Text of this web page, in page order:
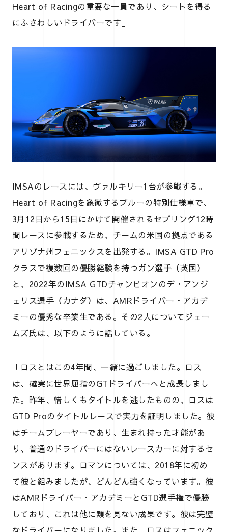
Heart of Racingの重要な一員であり、シートを得る
にふさわしいドライバーです」
IMSAのレースには、ヴァルキリー1台が参戦する。
Heart of Racingを象徴するブルーの特別仕様車で、
3月12日から15日にかけて開催されるセブリング12時
間レースに参戦するため、チームの米国の拠点である
アリゾナ州フェニックスを出発する。IMSA GTD Pro
クラスで複数回の優勝経験を持つガン選手（英国）
と、2022年のIMSA GTDチャンピオンのデ・アンジ
ェリス選手（カナダ）は、AMRドライバー・アカデ
ミーの優秀な卒業生である。その2人についてジェー
ムズ氏は、以下のように話している。
「ロスとはこの4年間、一緒に過ごしました。ロス
は、確実に世界屈指のGTドライバーへと成長しまし
た。昨年、惜しくもタイトルを逃したものの、ロスは
GTD Proのタイトルレースで実力を証明しました。彼
はチームプレーヤーであり、生まれ持った才能があ
り、普通のドライバーにはないレースカーに対するセ
ンスがあります。ロマンについては、2018年に初め
て彼と組みましたが、どんどん強くなっています。彼
はAMRドライバー・アカデミーとGTD選手権で優勝
しており、これは他に類を見ない成果です。彼は完璧